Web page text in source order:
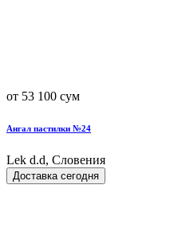
от 53 100 сум
Ангал пастилки №24
Lek d.d, Словения
Доставка сегодня